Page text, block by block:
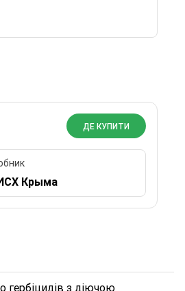
ДЕ КУПИТИ
Крыма
гербіцидів з діючою